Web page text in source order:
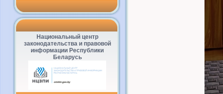
Национальный центр
законодательства и правовой
информации Республики
Беларусь